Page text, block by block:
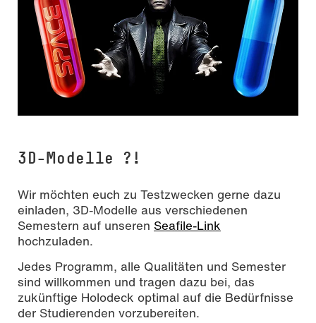
3D-Modelle ?!
Wir möchten euch zu Testzwecken gerne dazu
einladen, 3D-Modelle aus verschiedenen
Semestern auf unseren Seafile-Link
hochzuladen.
Jedes Programm, alle Qualitäten und Semester
sind willkommen und tragen dazu bei, das
zukünftige Holodeck optimal auf die Bedürfnisse
der Studierenden vorzubereiten.